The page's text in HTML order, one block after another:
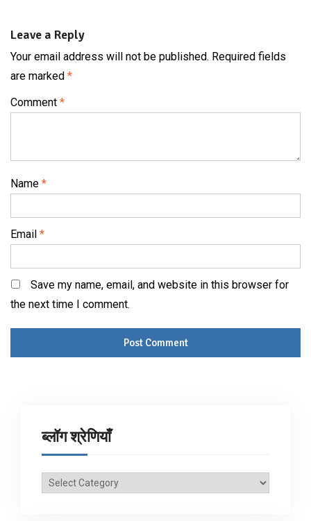
Leave a Reply
Your email address will not be published. Required fields
are marked *
Comment *
Name *
Email *
Save my name, email, and website in this browser for
the next time I comment.
ब्लॉग श्रेणियाँ
ब्लॉग